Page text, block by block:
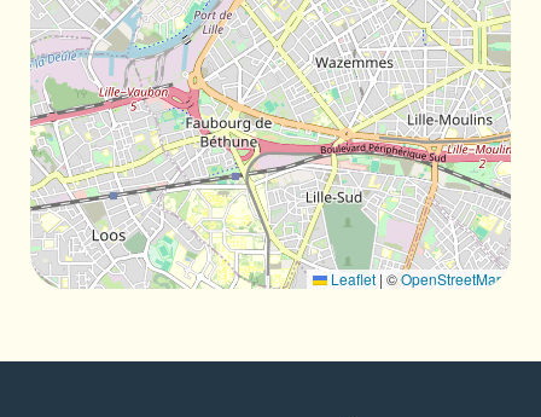
Leaflet | ©OpenStreetMap